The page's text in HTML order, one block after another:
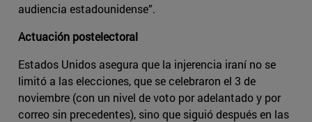
audiencia estadounidense”.
Actuación postelectoral
Estados Unidos asegura que la injerencia iraní no se
limitó a las elecciones, que se celebraron el 3 de
noviembre (con un nivel de voto por adelantado y por
correo sin precedentes), sino que siguió después en las